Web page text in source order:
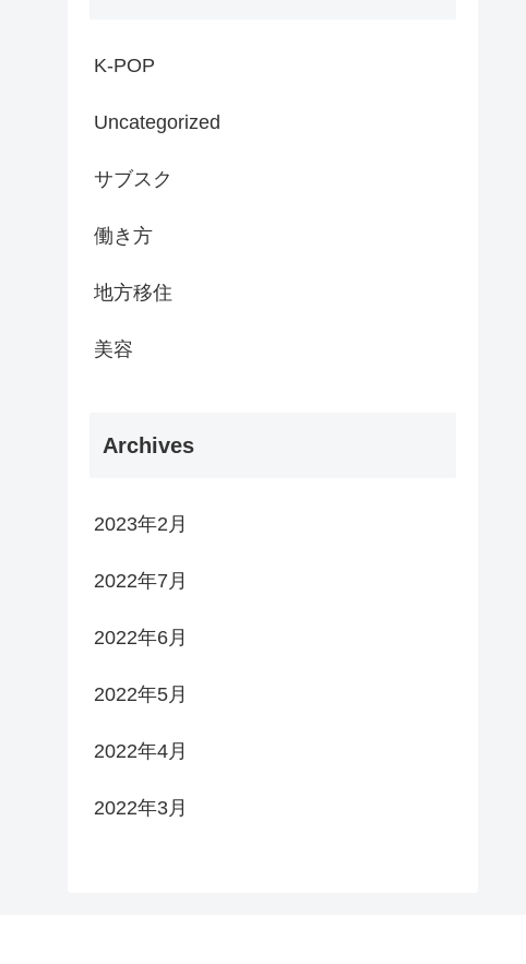
K-POP
Uncategorized
サブスク
働き方
地方移住
美容
Archives
2023年2月
2022年7月
2022年6月
2022年5月
2022年4月
2022年3月